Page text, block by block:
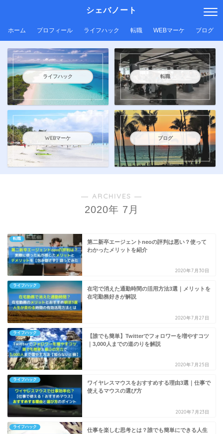
シェバノート
ホーム プロフィール ライフハック 転職 WEBマーケ ブログ
ライフハック 転職
WEBマーケ ブログ
― ARCHIVES ―
2020年 7月
転職
第二新卒エージェントneoの評判は悪い？使って
わかったメリットを紹介
2020年7月30日
ライフハック
在宅で消えた通勤時間の活用方法3選｜メリットを
在宅勤務好きが解説
2020年7月27日
ライフハック
【誰でも簡単】Twitterでフォロワーを増やすコツ
｜3,000人までの道のりを解説
2020年7月25日
ライフハック
ワイヤレスマウスをおすすめする理由3選｜仕事で
使えるマウスの選び方
2020年7月23日
ライフハック
仕事を楽しむ思考とは？誰でも簡単にできる人生